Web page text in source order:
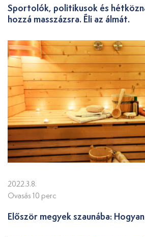
Sportolók, politikusok és
hozzá masszázsra. Éli az álmát.
2022.3.8.
Ovasás 10 perc
Először megyek szaunába: